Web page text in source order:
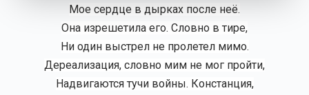
Мое сердце в дырках после неё.
Она изрешетила его. Словно в тире,
Ни один выстрел не пролетел мимо.
Дереализация, словно мим не мог пройти,
Надвигаются тучи войны. Констанция,